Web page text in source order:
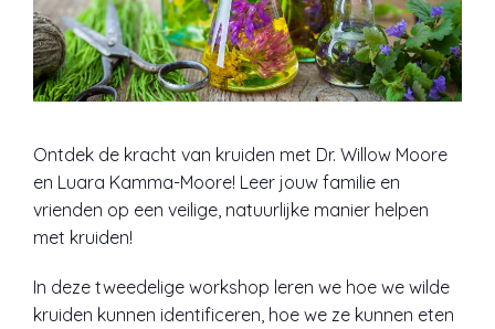
Ontdek de kracht van kruiden met Dr. Willow Moore
en Luara Kamma-Moore! Leer jouw familie en
vrienden op een veilige, natuurlijke manier helpen
met kruiden!
In deze tweedelige workshop leren we hoe we wilde
kruiden kunnen identificeren, hoe we ze kunnen eten